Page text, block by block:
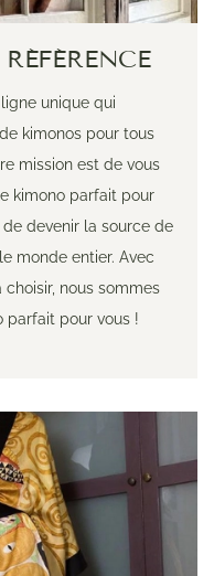
unique qui
kimonos pour tous
mission est de vous
kimono parfait pour
devenir la source de
monde entier. Avec
nous sommes
parfait pour vous !